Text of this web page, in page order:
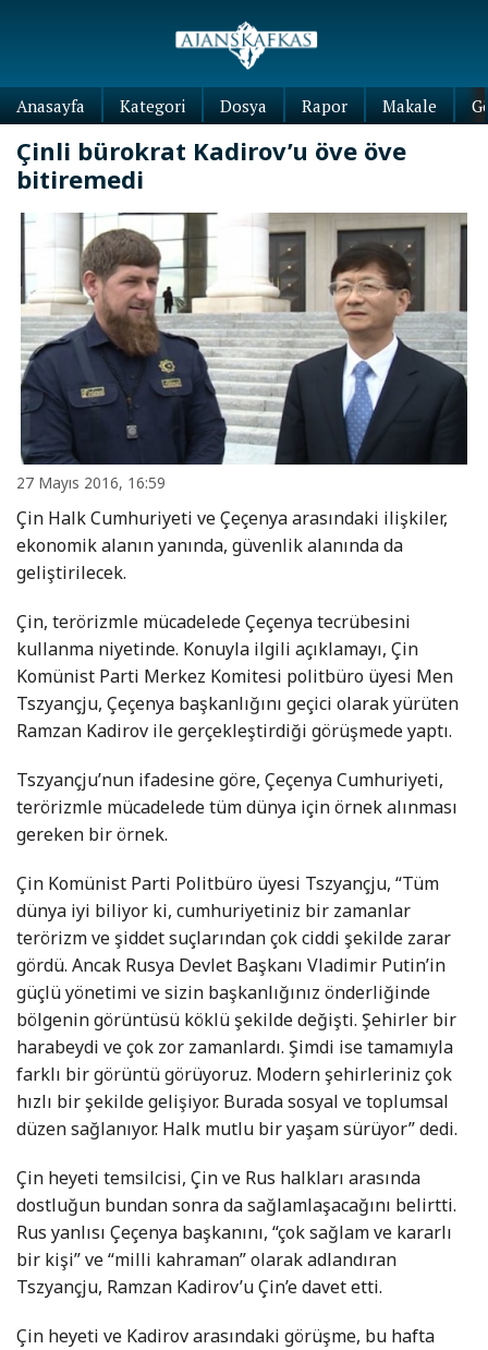
Anasayfa Kategori Dosya Rapor Makale
Çinli bürokrat Kadirov’u öve öve
bitiremedi
27 Mayıs 2016, 16:59
Çin Halk Cumhuriyeti ve Çeçenya arasındaki ilişkiler,
ekonomik alanın yanında, güvenlik alanında da
geliştirilecek.
Çin, terörizmle mücadelede Çeçenya tecrübesini
kullanma niyetinde. Konuyla ilgili açıklamayı, Çin
Komünist Parti Merkez Komitesi politbüro üyesi Men
Tszyançju, Çeçenya başkanlığını geçici olarak yürüten
Ramzan Kadirov ile gerçekleştirdiği görüşmede yaptı.
Tszyançju’nun ifadesine göre, Çeçenya Cumhuriyeti,
terörizmle mücadelede tüm dünya için örnek alınması
gereken bir örnek.
Çin Komünist Parti Politbüro üyesi Tszyançju, “Tüm
dünya iyi biliyor ki, cumhuriyetiniz bir zamanlar
terörizm ve şiddet suçlarından çok ciddi şekilde zarar
gördü. Ancak Rusya Devlet Başkanı Vladimir Putin’in
güçlü yönetimi ve sizin başkanlığınız önderliğinde
bölgenin görüntüsü köklü şekilde değişti. Şehirler bir
harabeydi ve çok zor zamanlardı. Şimdi ise tamamıyla
farklı bir görüntü görüyoruz. Modern şehirleriniz çok
hızlı bir şekilde gelişiyor. Burada sosyal ve toplumsal
düzen sağlanıyor. Halk mutlu bir yaşam sürüyor” dedi.
Çin heyeti temsilcisi, Çin ve Rus halkları arasında
dostluğun bundan sonra da sağlamlaşacağını belirtti.
Rus yanlısı Çeçenya başkanını, “çok sağlam ve kararlı
bir kişi” ve “milli kahraman” olarak adlandıran
Tszyançju, Ramzan Kadirov’u Çin’e davet etti.
Çin heyeti ve Kadirov arasındaki görüşme, bu hafta